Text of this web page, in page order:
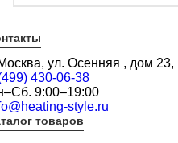
ул. Осенняя , дом
430-06-38
9:00–19:00
style.ru
товаров